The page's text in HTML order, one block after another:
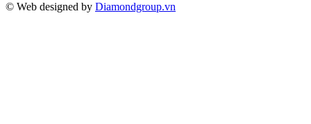
© Web designed by Diamondgroup.vn